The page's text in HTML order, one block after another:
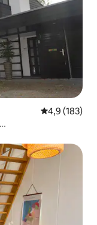
Évaluation
4,9 (183)